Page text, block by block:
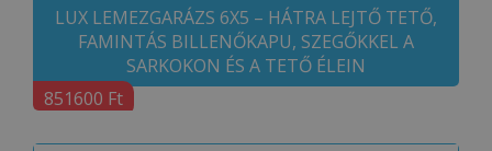
LUX LEMEZGARÁZS 6X5 – HÁTRA LEJTŐ TETŐ,
FAMINTÁS BILLENŐKAPU, SZEGŐKKEL A
SARKOKON ÉS A TETŐ ÉLEIN
851600 Ft